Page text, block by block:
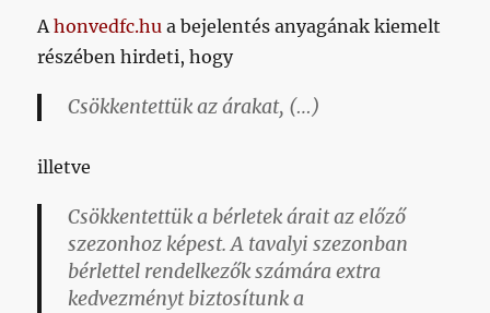
Ahonvedfc.hu a bejelentés anyagának kiemelt
részében hirdeti, hogy
Csökkentettük az árakat, (…)
illetve
Csökkentettük a bérletek árait az előző
szezonhoz képest. A tavalyi szezonban
bérlettel rendelkezők számára extra
kedvezményt biztosítunk a